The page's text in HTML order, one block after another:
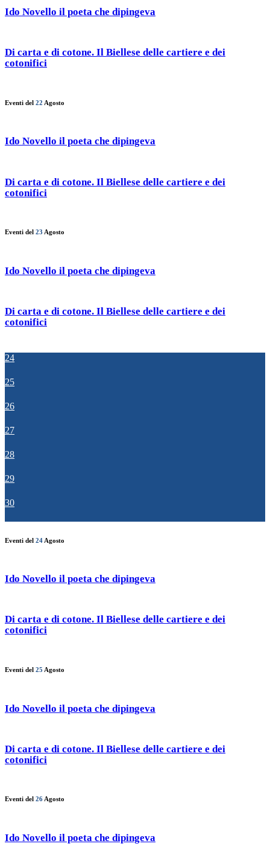
Ido Novello il poeta che dipingeva
Di carta e di cotone. Il Biellese delle cartiere e dei
cotonifici
Eventi del 22 Agosto
Ido Novello il poeta che dipingeva
Di carta e di cotone. Il Biellese delle cartiere e dei
cotonifici
Eventi del 23 Agosto
Ido Novello il poeta che dipingeva
Di carta e di cotone. Il Biellese delle cartiere e dei
cotonifici
24
25
26
27
28
29
30
Eventi del 24 Agosto
Ido Novello il poeta che dipingeva
Di carta e di cotone. Il Biellese delle cartiere e dei
cotonifici
Eventi del 25 Agosto
Ido Novello il poeta che dipingeva
Di carta e di cotone. Il Biellese delle cartiere e dei
cotonifici
Eventi del 26 Agosto
Ido Novello il poeta che dipingeva